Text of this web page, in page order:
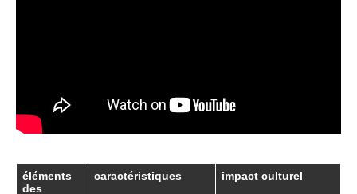
éléments
des
caractéristiques impact culturel